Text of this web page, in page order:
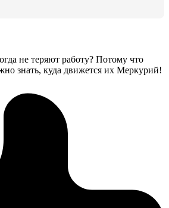
не теряют работу? Потому что
знать, куда движется их Меркурий!